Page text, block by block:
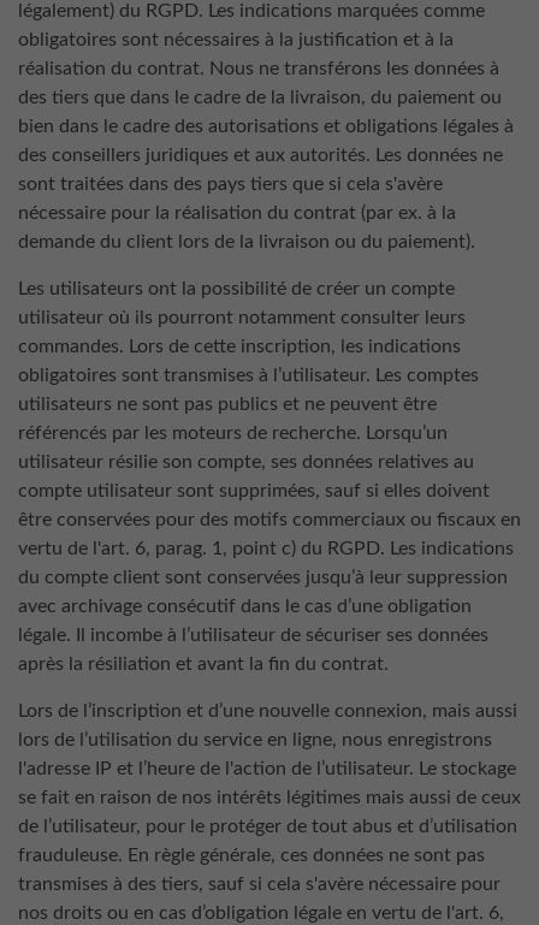
légalement) du RGPD. Les indications marquées comme
obligatoires sont nécessaires à la justification et à la
réalisation du contrat. Nous ne transférons les données à
des tiers que dans le cadre de la livraison, du paiement ou
bien dans le cadre des autorisations et obligations légales à
des conseillers juridiques et aux autorités. Les données ne
sont traitées dans des pays tiers que si cela s'avère
nécessaire pour la réalisation du contrat (par ex. à la
demande du client lors de la livraison ou du paiement).
Les utilisateurs ont la possibilité de créer un compte
utilisateur où ils pourront notamment consulter leurs
commandes. Lors de cette inscription, les indications
obligatoires sont transmises à l’utilisateur. Les comptes
utilisateurs ne sont pas publics et ne peuvent être
référencés par les moteurs de recherche. Lorsqu’un
utilisateur résilie son compte, ses données relatives au
compte utilisateur sont supprimées, sauf si elles doivent
être conservées pour des motifs commerciaux ou fiscaux en
vertu de l'art. 6, parag. 1, point c) du RGPD. Les indications
du compte client sont conservées jusqu’à leur suppression
avec archivage consécutif dans le cas d’une obligation
légale. Il incombe à l’utilisateur de sécuriser ses données
après la résiliation et avant la fin du contrat.
Lors de l’inscription et d’une nouvelle connexion, mais aussi
lors de l’utilisation du service en ligne, nous enregistrons
l'adresse IP et l’heure de l'action de l’utilisateur. Le stockage
se fait en raison de nos intérêts légitimes mais aussi de ceux
de l’utilisateur, pour le protéger de tout abus et d’utilisation
frauduleuse. En règle générale, ces données ne sont pas
transmises à des tiers, sauf si cela s'avère nécessaire pour
nos droits ou en cas d’obligation légale en vertu de l'art. 6,